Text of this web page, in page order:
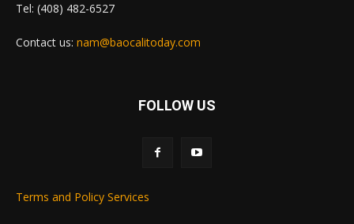
Tel: (408) 482-6527
Contact us: nam@baocalitoday.com
FOLLOW US
Terms and Policy Services